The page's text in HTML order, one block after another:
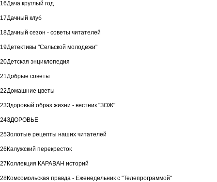
16Дача круглый год
17Дачный клуб
18Дачный сезон - советы читателей
19Детективы "Сельской молодежи"
20Детская энциклопедия
21Добрые советы
22Домашние цветы
23Здоровый образ жизни - вестник "ЗОЖ"
24ЗДОРОВЬЕ
25Золотые рецепты наших читателей
26 Калужский перекресток
27 Коллекция КАРАВАН историй
28Комсомольская правда - Еженедельник с "Телепрограммой"